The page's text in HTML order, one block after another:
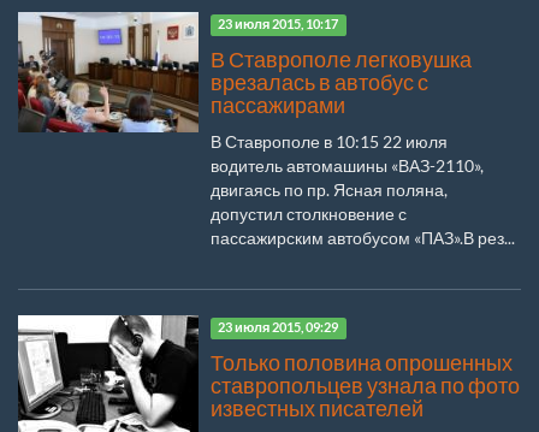
23 июля 2015, 10:17
В Ставрополе легковушка
врезалась в автобус с
пассажирами
В Ставрополе в 10:15 22 июля
водитель автомашины «ВАЗ-2110»,
двигаясь по пр. Ясная поляна,
допустил столкновение с
пассажирским автобусом «ПАЗ».В рез...
23 июля 2015, 09:29
Только половина опрошенных
ставропольцев узнала по фото
известных писателей